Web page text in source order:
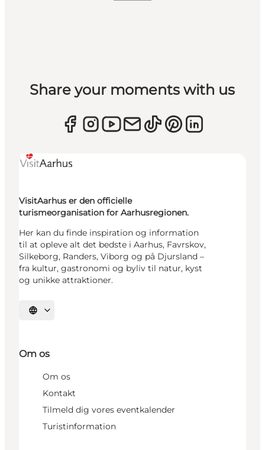
Share your moments with us
VisitAarhus er den officielle
turismeorganisation for Aarhusregionen.
Her kan du finde inspiration og information
til at opleve alt det bedste i Aarhus, Favrskov,
Silkeborg, Randers, Viborg og på Djursland –
fra kultur, gastronomi og byliv til natur, kyst
og unikke attraktioner.
Vælg sprog
Om os
Om os
Kontakt
Tilmeld dig vores eventkalender
Turistinformation